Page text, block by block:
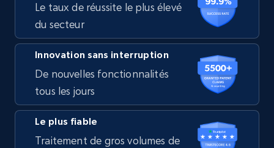
Le taux de réussite le plus élevé
du secteur
Innovation sans interruption
De nouvelles fonctionnalités
tous les jours
Le plus fiable
Traitement de gros volumes de